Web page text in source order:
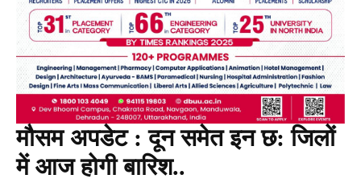
मौसम अपडेट : दून समेत इन छ: जिलों
में आज होगी बारिश..